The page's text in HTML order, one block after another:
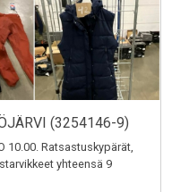
(3254146-9)
10.00. Ratsastuskypärät,
yhteensä 9